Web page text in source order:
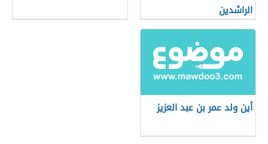
الراشدين
أين ولد عمر بن عبد العزيز